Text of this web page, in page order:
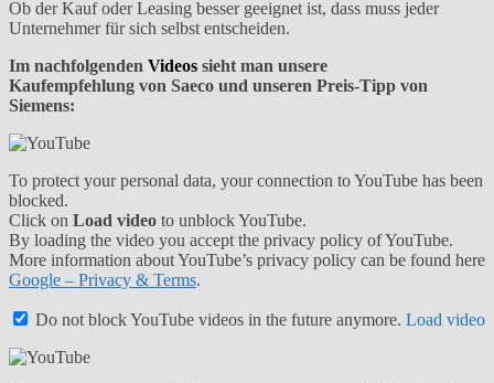
Ob der Kauf oder Leasing besser geeignet ist, dass muss jeder
Unternehmer für sich selbst entscheiden.
Im nachfolgenden Videos sieht man unsere
Kaufempfehlung von Saeco und unseren Preis-Tipp von
Siemens:
To protect your personal data, your connection to YouTube has been
blocked.
Click on Load video to unblock YouTube.
By loading the video you accept the privacy policy of YouTube.
More information about YouTube’s privacy policy can be found here
Google – Privacy & Terms.
Do not block YouTube videos in the future anymore. Load video